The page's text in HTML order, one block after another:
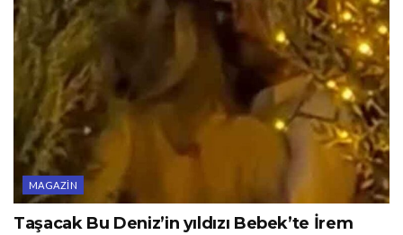
MAGAZIN
Taşacak Bu Deniz’in yıldızı Bebek’te İrem